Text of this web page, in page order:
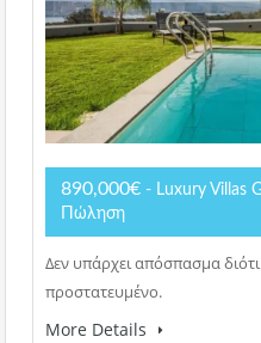
890,000€ - Luxury Villas
Πώληση
Δεν υπάρχει απόσπασμα
προστατευμένο.
More Details